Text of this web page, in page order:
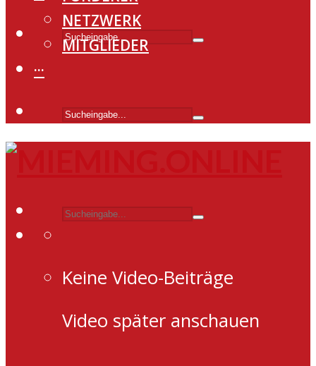
NETZWERK
MITGLIEDER
···
Keine Video-Beiträge
Video später anschauen